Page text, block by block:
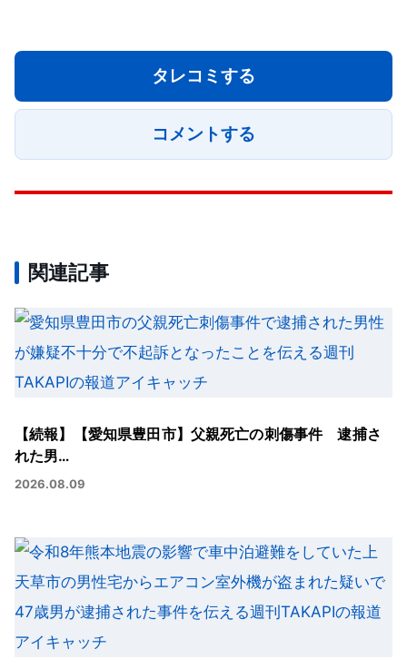
タレコミする
コメントする
関連記事
【続報】【愛知県豊田市】父親死亡の刺傷事件 逮捕さ
れた男…
2026.08.09